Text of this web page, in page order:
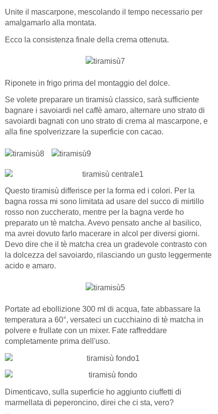
Unite il mascarpone, mescolando il tempo necessario per
amalgamarlo alla montata.
Ecco la consistenza finale della crema ottenuta.
Riponete in frigo prima del montaggio del dolce.
Se volete preparare un tiramisù classico, sarà sufficiente
bagnare i savoiardi nel caffè amaro, alternare uno strato di
savoiardi bagnati con uno strato di crema al mascarpone, e
alla fine spolverizzare la superficie con cacao.
Questo tiramisù differisce per la forma ed i colori. Per la
bagna rossa mi sono limitata ad usare del succo di mirtillo
rosso non zuccherato, mentre per la bagna verde ho
preparato un tè matcha. Avevo pensato anche al basilico,
ma avrei dovuto farlo macerare in alcol per diversi giorni.
Devo dire che il tè matcha crea un gradevole contrasto con
la dolcezza del savoiardo, rilasciando un gusto leggermente
acido e amaro.
Portate ad ebollizione 300 ml di acqua, fate abbassare la
temperatura a 60°, versateci un cucchiaino di tè matcha in
polvere e frullate con un mixer. Fate raffreddare
completamente prima dell'uso.
Dimenticavo, sulla superficie ho aggiunto ciuffetti di
marmellata di peperoncino, direi che ci sta, vero?